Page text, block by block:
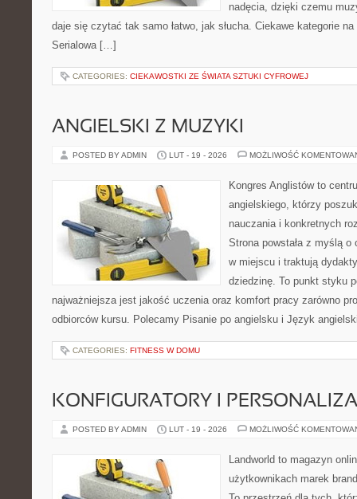
nadęcia, dzięki czemu
daje się czytać tak samo łatwo, jak słucha. Ciekawe kategorie
Serialowa […]
CATEGORIES: CIEKAWOSTKI ZE ŚWIATA SZTUKI CYFROWEJ
ANGIELSKI Z MUZYKI
POSTED BY ADMIN LUT - 19 - 2026 MOŻLIWOŚĆ
Kongres Anglistów to
angielskiego, którzy
nauczania i konkretnych
Strona powstała z myślą
w miejscu i traktują
dziedzinę. To punkt styku
najważniejsza jest jakość uczenia oraz komfort pracy zarówno
odbiorców kursu. Polecamy Pisanie po angielsku i Język
CATEGORIES: FITNESS W DOMU
KONFIGURATORY I
POSTED BY ADMIN LUT - 19 - 2026 MOŻLIWOŚĆ
Landworld to magazyn
użytkownikach marek